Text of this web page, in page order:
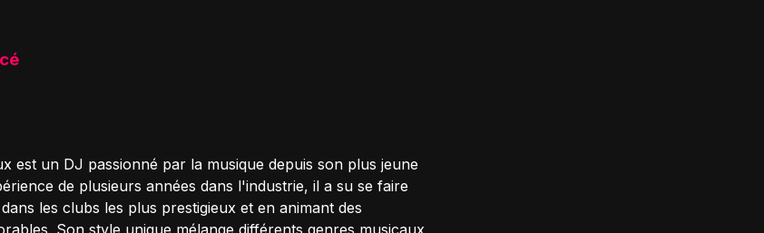
est un DJ passionné par la musique depuis son plus jeune
de plusieurs années dans l'industrie, il a su se faire
les clubs les plus prestigieux et en animant des